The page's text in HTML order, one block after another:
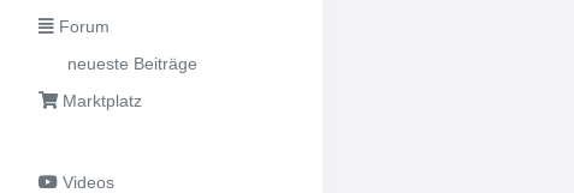
Forum
neueste Beiträge
Marktplatz
Videos